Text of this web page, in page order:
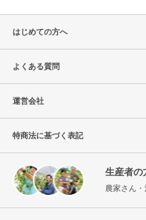
はじめての方へ
よくある質問
運営会社
特商法に基づく表記
生産者の
農家さん